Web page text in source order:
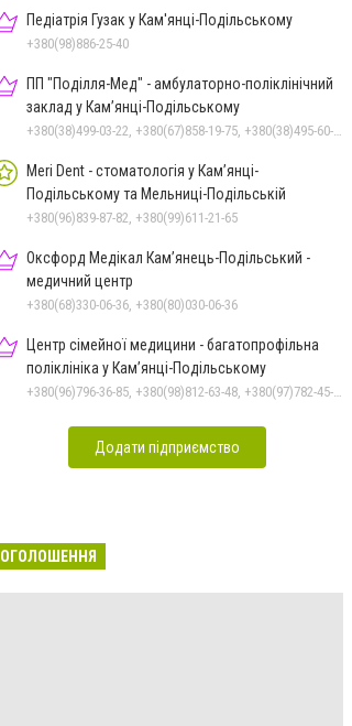
Педіатрія Гузак у Кам'янці-Подільському
+380(98)886-25-40
ПП "Поділля-Мед" - амбулаторно-поліклінічний
заклад у Кам’янці-Подільському
+380(38)499-03-22, +380(67)858-19-75, +380(38)495-60-27
Meri Dent - стоматологія у Кам’янці-
Подільському та Мельниці-Подільській
+380(96)839-87-82, +380(99)611-21-65
Оксфорд Медікал Кам’янець-Подільський -
медичний центр
+380(68)330-06-36, +380(80)030-06-36
Центр сімейної медицини - багатопрофільна
поліклініка у Кам’янці-Подільському
+380(96)796-36-85, +380(98)812-63-48, +380(97)782-45-70
Додати підприємство
ОГОЛОШЕННЯ